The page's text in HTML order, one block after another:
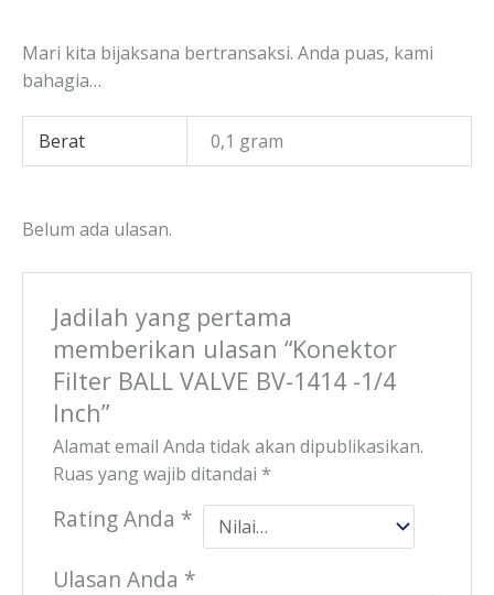
Mari kita bijaksana bertransaksi. Anda puas, kami
bahagia…
Berat 0,1 gram
Belum ada ulasan.
Jadilah yang pertama
memberikan ulasan “Konektor
Filter BALL VALVE BV-1414 -1/4
Inch”
Alamat email Anda tidak akan dipublikasikan.
Ruas yang wajib ditandai *
Rating Anda *
Ulasan Anda *